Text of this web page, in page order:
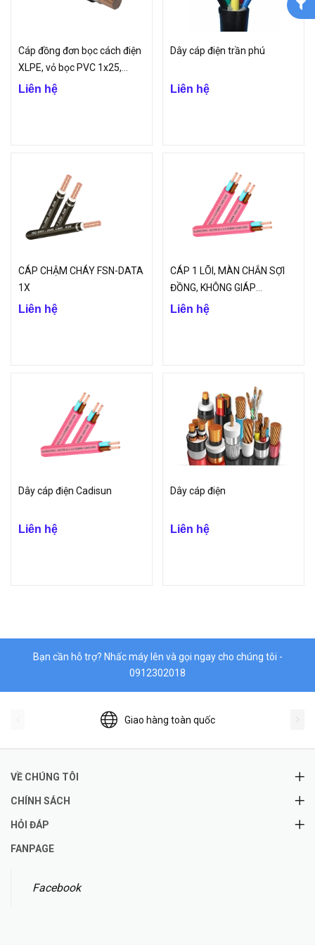
Cáp đồng đơn bọc cách điện
XLPE, vỏ bọc PVC 1x25,
1x70
Liên hệ
Dây cáp điện trần phú
Liên hệ
CÁP CHẬM CHÁY FSN-DATA
1X
Liên hệ
CÁP 1 LÕI, MÀN CHẮN SỢI
ĐỒNG, KHÔNG GIÁP
3.6/6(7.2)KV
Liên hệ
Dây cáp điện Cadisun
Liên hệ
Dây cáp điện
Liên hệ
Bạn cần hỗ trợ? Nhấc máy lên và gọi ngay cho chúng tôi -
0912302018
Giao hàng toàn quốc
VỀ CHÚNG TÔI
CHÍNH SÁCH
HỎI ĐÁP
FANPAGE
Facebook